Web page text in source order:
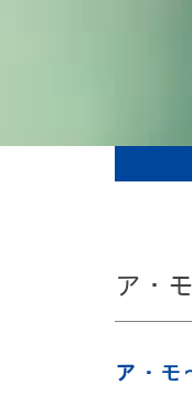
ア・
ア・モ